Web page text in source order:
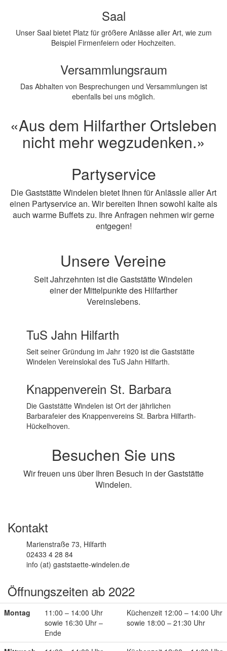
Saal
Unser Saal bietet Platz für größere Anlässe aller Art, wie zum
Beispiel Firmenfeiern oder Hochzeiten.
Versammlungsraum
Das Abhalten von Besprechungen und Versammlungen ist
ebenfalls bei uns möglich.
«Aus dem Hilfarther Ortsleben
nicht mehr wegzudenken.»
Partyservice
Die Gaststätte Windelen bietet Ihnen für Anlässle aller Art
einen Partyservice an. Wir bereiten Ihnen sowohl kalte als
auch warme Buffets zu. Ihre Anfragen nehmen wir gerne
entgegen!
Unsere Vereine
Seit Jahrzehnten ist die Gaststätte Windelen
einer der Mittelpunkte des Hilfarther
Vereinslebens.
TuS Jahn Hilfarth
Seit seiner Gründung im Jahr 1920 ist die Gaststätte
Windelen Vereinslokal des TuS Jahn Hilfarth.
Knappenverein St. Barbara
Die Gaststätte Windelen ist Ort der jährlichen
Barbarafeier des Knappenvereins St. Barbra Hilfarth-
Hückelhoven.
Besuchen Sie uns
Wir freuen uns über Ihren Besuch in der Gaststätte
Windelen.
Kontakt
Marienstraße 73, Hilfarth
02433 4 28 84
info (at) gaststaette-windelen.de
Öffnungszeiten ab 2022
Montag
11:00 – 14:00 Uhr
sowie 16:30 Uhr –
Ende
Küchenzeit 12:00 – 14:00 Uhr
sowie 18:00 – 21:30 Uhr